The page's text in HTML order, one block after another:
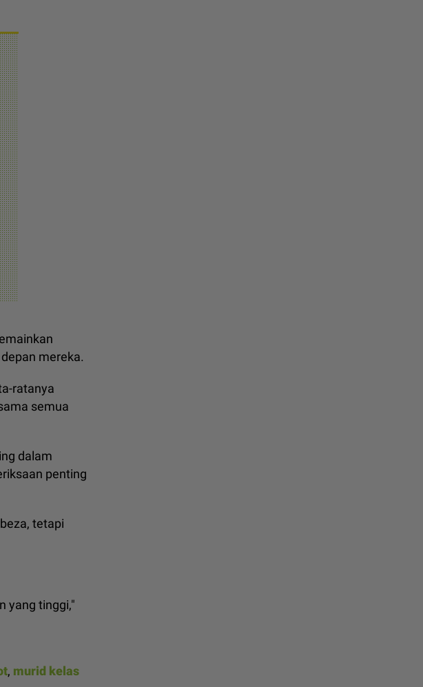
mereka.
ratanya
semua
dalam
penting
tetapi
yang tinggi,"
, murid kelas